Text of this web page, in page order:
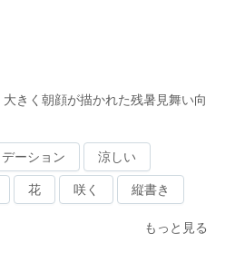
大きく朝顔が描かれた残暑見舞い向
ーション 涼しい
花 咲く 縦書き
もっと見る